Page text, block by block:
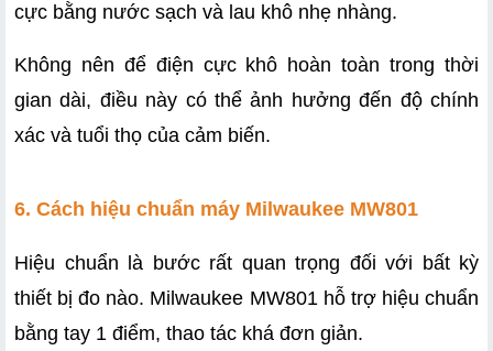
cực bằng nước sạch và lau khô nhẹ nhàng.
Không nên để điện cực khô hoàn toàn trong thời
gian dài, điều này có thể ảnh hưởng đến độ chính
xác và tuổi thọ của cảm biến.
6. Cách hiệu chuẩn máy Milwaukee MW801
Hiệu chuẩn là bước rất quan trọng đối với bất kỳ
thiết bị đo nào. Milwaukee MW801 hỗ trợ hiệu chuẩn
bằng tay 1 điểm, thao tác khá đơn giản.